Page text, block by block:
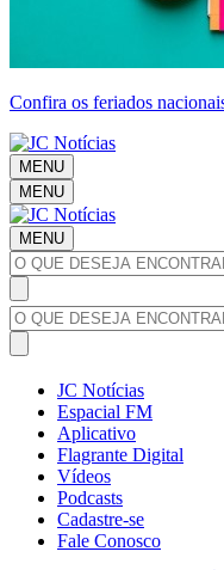
Confira os feriados
MENU
MENU
MENU
JC Notícias
Espacial FM
Aplicativo
Flagrante Digital
Vídeos
Podcasts
Cadastre-se
Fale Conosco